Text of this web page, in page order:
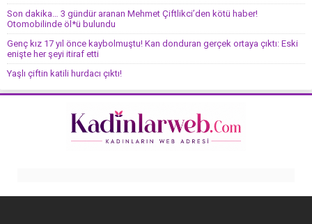
Son dakika… 3 gündür aranan Mehmet Çiftlikci’den kötü haber!
Otomobilinde öl*ü bulundu
Genç kız 17 yıl önce kaybolmuştu! Kan donduran gerçek ortaya çıktı: Eski
enişte her şeyi itiraf etti
Yaşlı çiftin katili hurdacı çıktı!